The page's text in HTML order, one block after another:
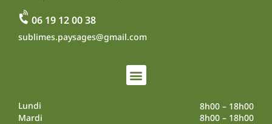
06 19 12 00 38
sublimes.paysages@gmail.com
Lundi
Mardi
8h00 – 18h00
8h00 – 18h00